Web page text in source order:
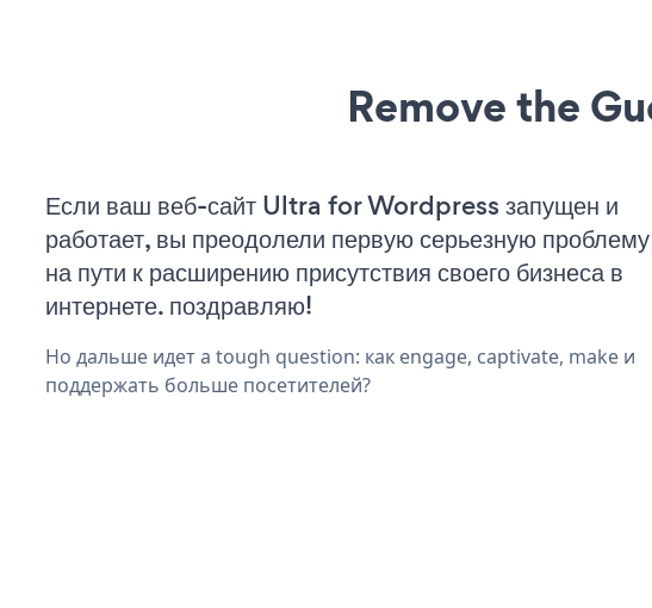
Remove the
Если ваш веб-сайт Ultra for Wordpress запущен и
работает, вы преодолели первую серьезную проблему
на пути к расширению присутствия своего бизнеса в
интернете. поздравляю!
Но дальше идет a tough question: как engage, captivate, make и
поддержать больше посетителей?